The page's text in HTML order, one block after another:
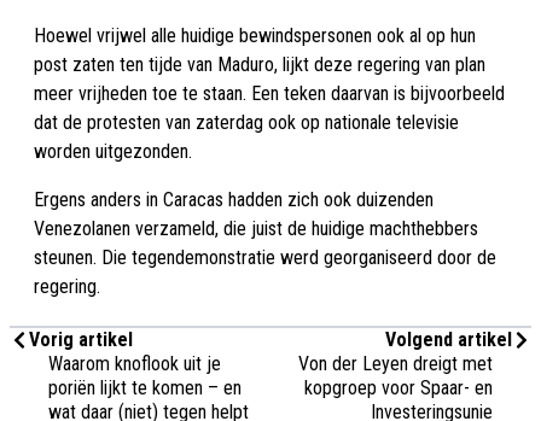
Hoewel vrijwel alle huidige bewindspersonen ook al op hun
post zaten ten tijde van Maduro, lijkt deze regering van plan
meer vrijheden toe te staan. Een teken daarvan is bijvoorbeeld
dat de protesten van zaterdag ook op nationale televisie
worden uitgezonden.
Ergens anders in Caracas hadden zich ook duizenden
Venezolanen verzameld, die juist de huidige machthebbers
steunen. Die tegendemonstratie werd georganiseerd door de
regering.
Vorig artikel
Waarom knoflook uit je
poriën lijkt te komen – en
wat daar (niet) tegen helpt
Volgend artikel
Von der Leyen dreigt met
kopgroep voor Spaar- en
Investeringsunie